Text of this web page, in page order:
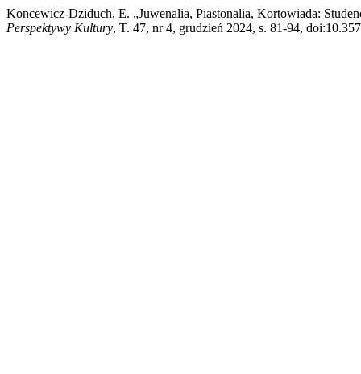
Koncewicz-Dziduch, E. „Juwenalia, Piastonalia, Kortowiada:
Perspektywy Kultury, T. 47, nr 4, grudzień 2024, s. 81-94,